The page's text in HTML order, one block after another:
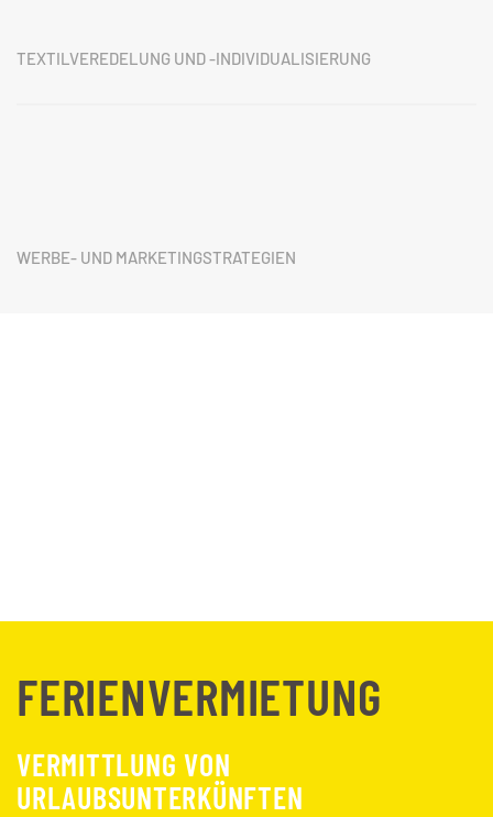
TEXTILVEREDELUNG UND -INDIVIDUALISIERUNG
WERBE- UND MARKETINGSTRATEGIEN
FERIEN­VERMIETUNG
VERMITTLUNG VON
URLAUBSUNTERKÜNFTEN